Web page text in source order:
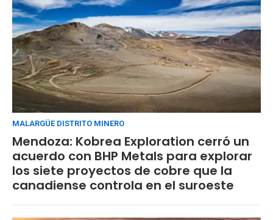
MALARGÜE DISTRITO MINERO
Mendoza: Kobrea Exploration cerró un
acuerdo con BHP Metals para explorar
los siete proyectos de cobre que la
canadiense controla en el suroeste